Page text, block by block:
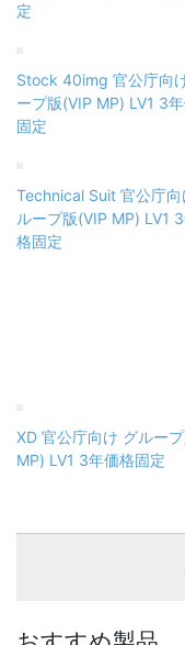
定
Stock 40img 官公庁向
ープ版(VIP MP) LV1 3
固定
Technical Suit 官公庁向
ループ版(VIP MP) LV1
格固定
XD 官公庁向け グルー
MP) LV1 3年価格固定